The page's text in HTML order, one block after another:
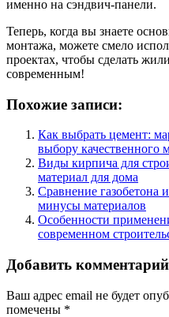
именно на сэндвич-панели.
Теперь, когда вы знаете
монтажа, можете смело
проектах, чтобы сделать
современным!
Похожие записи:
Как выбрать цемент:
выбору качественного
Виды кирпича для
материал для дома
Сравнение газобетона
минусы материалов
Особенности
современном
Добавить комментарий
Ваш адрес email не будет
помечены *